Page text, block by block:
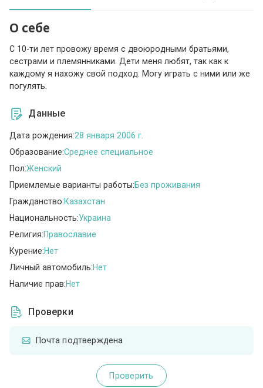
О себе
С 10-ти лет провожу время с двоюродными братьями,
сестрами и племянниками. Дети меня любят, так как к
каждому я нахожу свой подход. Могу играть с ними или же
погулять.
Данные
Дата рождения:28 января 2006 г.
Образование:Среднее специальное
Пол:Женский
Приемлемые варианты работы:Без проживания
Гражданство:Казахстан
Национальность:Украина
Религия:Православие
Курение:Нет
Личный автомобиль:Нет
Наличие прав:Нет
Проверки
Почта подтверждена
Проверить